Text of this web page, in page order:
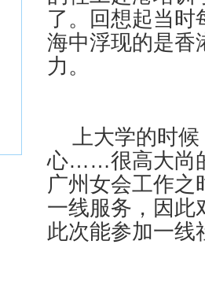
了。回想起当时
海中浮现的是香
力。
上大学的时候
心……很高大尚
广州女会工作
一线服务，因此
此次能参加一线